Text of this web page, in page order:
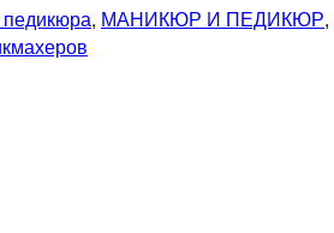
, МАНИКЮР И ПЕДИКЮР,